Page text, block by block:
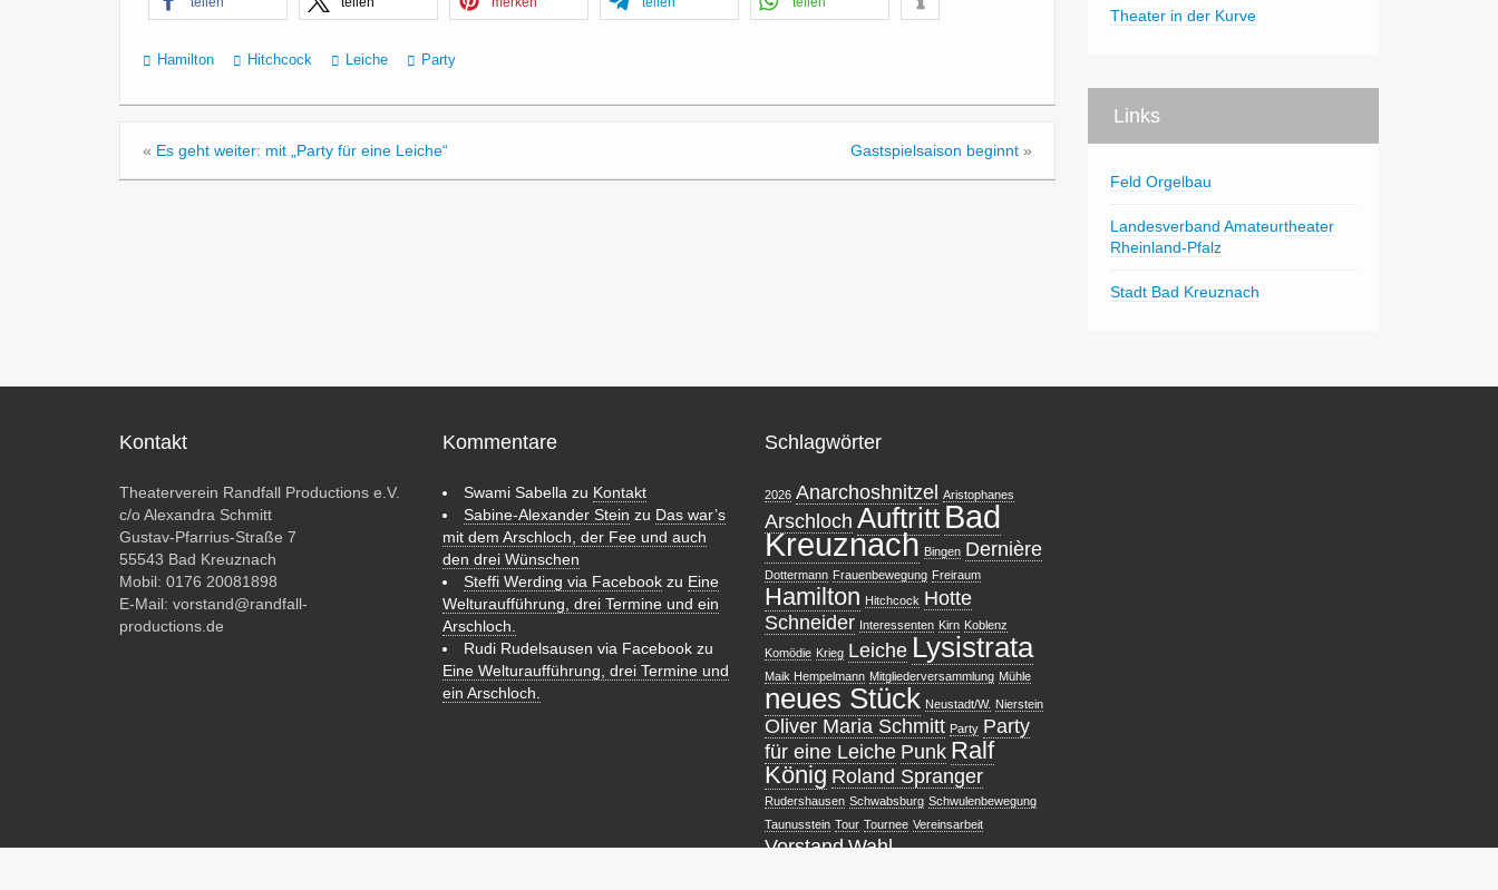
Hamilton Hitchcock Leiche Party
« Es geht weiter: mit „Party für eine Leiche“ Gastspielsaison beginnt »
Theater in der Kurve
Links
Feld Orgelbau
Landesverband Amateurtheater
Rheinland-Pfalz
Stadt Bad Kreuznach
Kontakt
Theaterverein Randfall Productions e.V.
c/o Alexandra Schmitt
Gustav-Pfarrius-Straße 7
55543 Bad Kreuznach
Mobil: 0176 20081898
E-Mail: vorstand@randfall-
productions.de
Kommentare
Swami Sabella zu Kontakt
Sabine-Alexander Stein zu Das war’s
mit dem Arschloch, der Fee und auch
den drei Wünschen
Steffi Werding via Facebookzu Eine
Welturaufführung, drei Termine und ein
Arschloch.
Rudi Rudelsausen via Facebookzu
Eine Welturaufführung, drei Termine und
ein Arschloch.
Schlagwörter
2026 Anarchoshnitzel Aristophanes
Arschloch Auftritt Bad
Kreuznach Bingen Dernière
Dottermann Frauenbewegung Freiraum
Hamilton Hitchcock Hotte
Schneider Interessenten Kirn Koblenz
Komödie Krieg Leiche Lysistrata
Maik Hempelmann Mitgliederversammlung Mühle
neues Stück Neustadt/W. Nierstein
Oliver Maria Schmitt Party Party
für eine Leiche Punk Ralf
König Roland Spranger
Rudershausen Schwabsburg Schwulenbewegung
Taunusstein Tour Tournee Vereinsarbeit
Vorstand Wahl